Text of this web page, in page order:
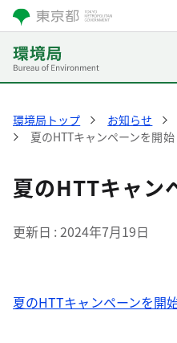
環境局トップ お知らせ
夏のHTTキャンペーンを開始
夏のHTTキャン
更新日 2024年7月19日
夏のHTTキャンペーンを開